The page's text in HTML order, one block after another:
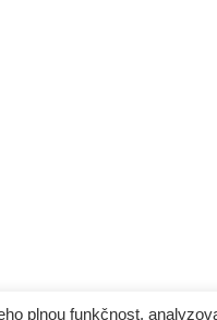
plnou funkčnost,